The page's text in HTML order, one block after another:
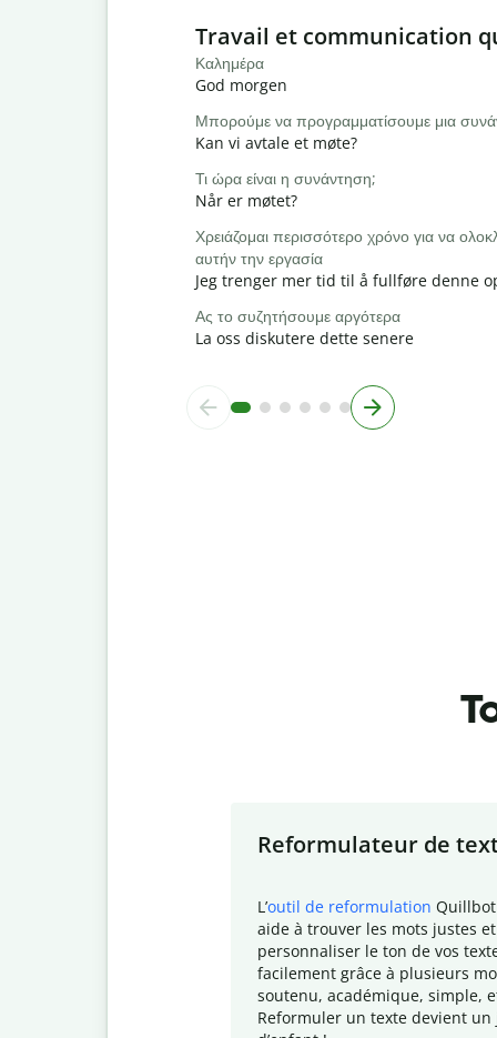
Slide 1 of 6
Travail et communication
Καλημέρα
God morgen
Μπορούμε να προγραμματίσουμε μια
Kan vi avtale et møte?
Τι ώρα είναι η συνάντηση;
Når er møtet?
Χρειάζομαι περισσότερο χρόνο για να
αυτήν την εργασία
Jeg trenger mer tid til å fullføre denne
Ας το συζητήσουμε αργότερα
La oss diskutere dette senere
Reformulateur de
L ’outil de reformulation
aide à trouver les mots justes
personnaliser le ton de vos
facilement grâce à plusieurs
soutenu, académique, simple,
Reformuler un texte devient un